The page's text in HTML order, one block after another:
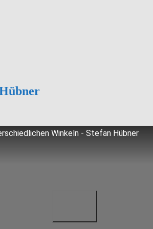
Winkeln - Stefan Hübner